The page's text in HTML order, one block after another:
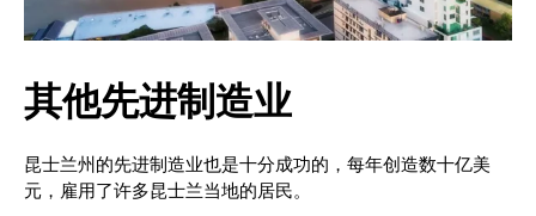
其他先进制造业
昆士兰州的先进制造业也是十分成功的，每年创造数十亿美
元，雇用了许多昆士兰当地的居民。